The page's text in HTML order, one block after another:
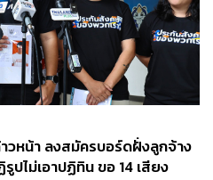
วหน้า ลงสมัครบอร์ดฝั่งลูกจ้าง
ไม่เอาปฏิทิน ขอ 14 เสียง